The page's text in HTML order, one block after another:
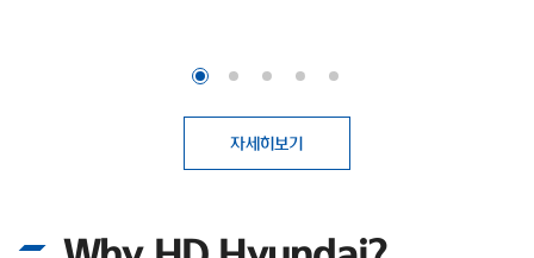
자세히보기
행하는 전문 기관이다.기업 재무건전성 평가 지표인 '알트만 Z-스코어'를 활
동하므로 제조사의 사업 지속 가능성과 보증 이행 역량이 핵심 기준이
다.HD현대에너지솔루션은 이번 평가로 장기 사업 운영을 뒷받침할 재무 기
반을 증명했다. HD현대에너지솔루션은 태양광 셀과 모듈을 연계 생산하는
사업도 확대하고 있다. HD현대에너지솔루션은 지난 3월 미국 힐스보로 태